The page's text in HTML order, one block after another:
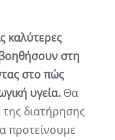
καλύτερες
στη
στο πώς
υγεία. Θα
διατήρησης
προτείνουμε